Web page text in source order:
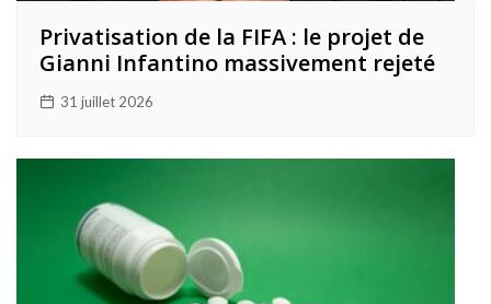
Privatisation de la FIFA : le projet de
Gianni Infantino massivement rejeté
31 juillet 2026